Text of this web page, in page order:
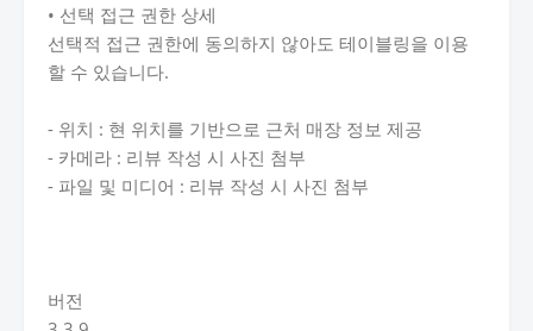
• 선택 접근 권한 상세
선택적 접근 권한에 동의하지 않아도 테이블링을 이용
할 수 있습니다.
- 위치 : 현 위치를 기반으로 근처 매장 정보 제공
- 카메라 : 리뷰 작성 시 사진 첨부
- 파일 및 미디어 : 리뷰 작성 시 사진 첨부
버전